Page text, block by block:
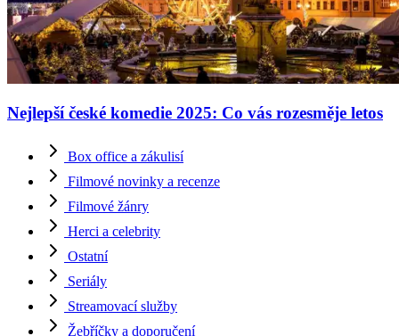
Nejlepší české komedie 2025: Co vás rozesměje letos
Box office a zákulisí
Filmové novinky a recenze
Filmové žánry
Herci a celebrity
Ostatní
Seriály
Streamovací služby
Žebříčky a doporučení